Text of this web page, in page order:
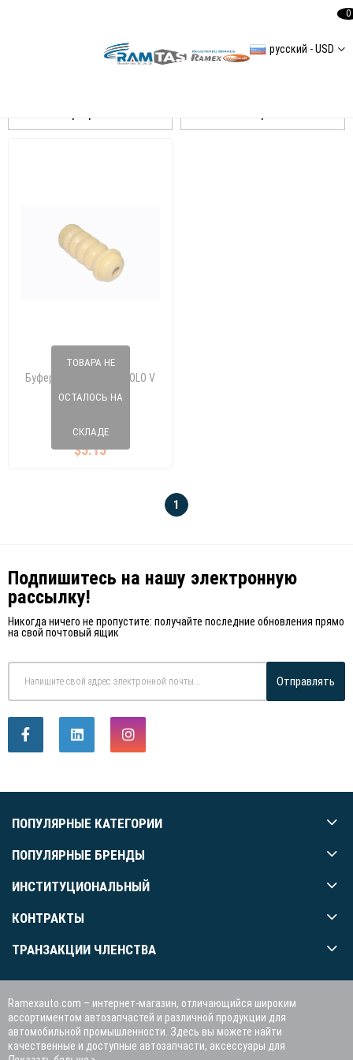
русский - USD
0
ТОВАРА НЕ
ОСТАЛОСЬ НА
СКЛАДЕ
Буфер, амортизация POLO V
$5.15
6K0 512 131A
1
Подпишитесь на нашу электронную
рассылку!
Никогда ничего не пропустите: получайте последние обновления прямо
на свой почтовый ящик
Отправлять
ПОПУЛЯРНЫЕ КАТЕГОРИИ
ПОПУЛЯРНЫЕ БРЕНДЫ
ИНСТИТУЦИОНАЛЬНЫЙ
КОНТРАКТЫ
ТРАНЗАКЦИИ ЧЛЕНСТВА
Ramexauto.com – интернет-магазин, отличающийся широким
ассортиментом автозапчастей и различной продукции для
автомобильной промышленности. Здесь вы можете найти
качественные и доступные автозапчасти, аксессуары для